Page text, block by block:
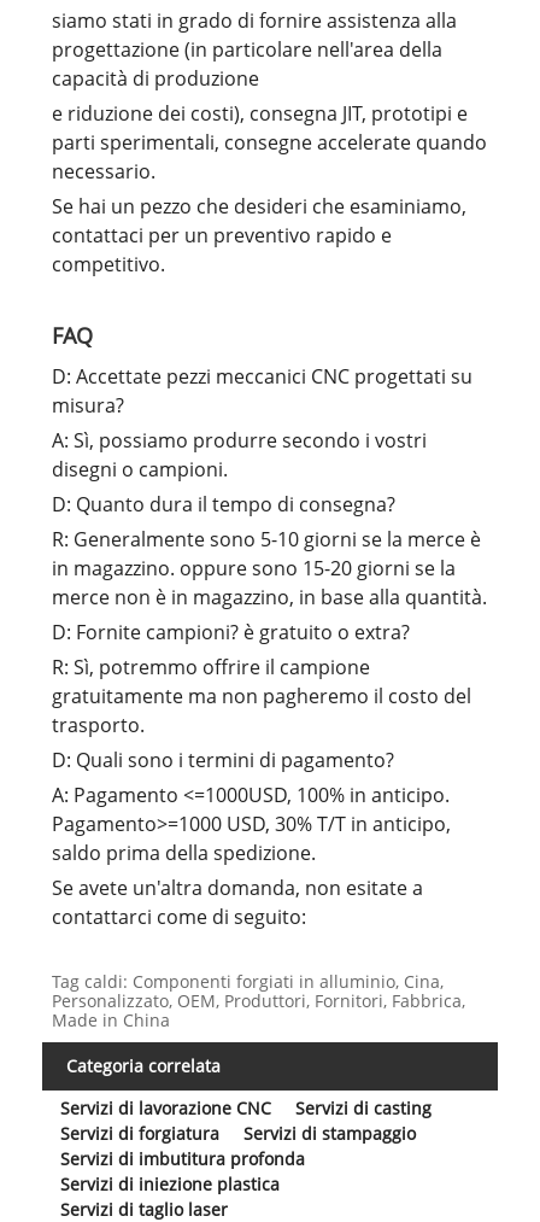
siamo stati in grado di fornire assistenza alla
progettazione (in particolare nell'area della
capacità di produzione
e riduzione dei costi), consegna JIT, prototipi e
parti sperimentali, consegne accelerate quando
necessario.
Se hai un pezzo che desideri che esaminiamo,
contattaci per un preventivo rapido e
competitivo.
FAQ
D: Accettate pezzi meccanici CNC progettati su
misura?
A: Sì, possiamo produrre secondo i vostri
disegni o campioni.
D: Quanto dura il tempo di consegna?
R: Generalmente sono 5-10 giorni se la merce è
in magazzino. oppure sono 15-20 giorni se la
merce non è in magazzino, in base alla quantità.
D: Fornite campioni? è gratuito o extra?
R: Sì, potremmo offrire il campione
gratuitamente ma non pagheremo il costo del
trasporto.
D: Quali sono i termini di pagamento?
A: Pagamento <=1000USD, 100% in anticipo.
Pagamento>=1000 USD, 30% T/T in anticipo,
saldo prima della spedizione.
Se avete un'altra domanda, non esitate a
contattarci come di seguito:
Tag caldi: Componenti forgiati in alluminio, Cina,
Personalizzato, OEM, Produttori, Fornitori, Fabbrica,
Made in China
Categoria correlata
Servizi di lavorazione CNC
Servizi di casting
Servizi di forgiatura
Servizi di stampaggio
Servizi di imbutitura profonda
Servizi di iniezione plastica
Servizi di taglio laser